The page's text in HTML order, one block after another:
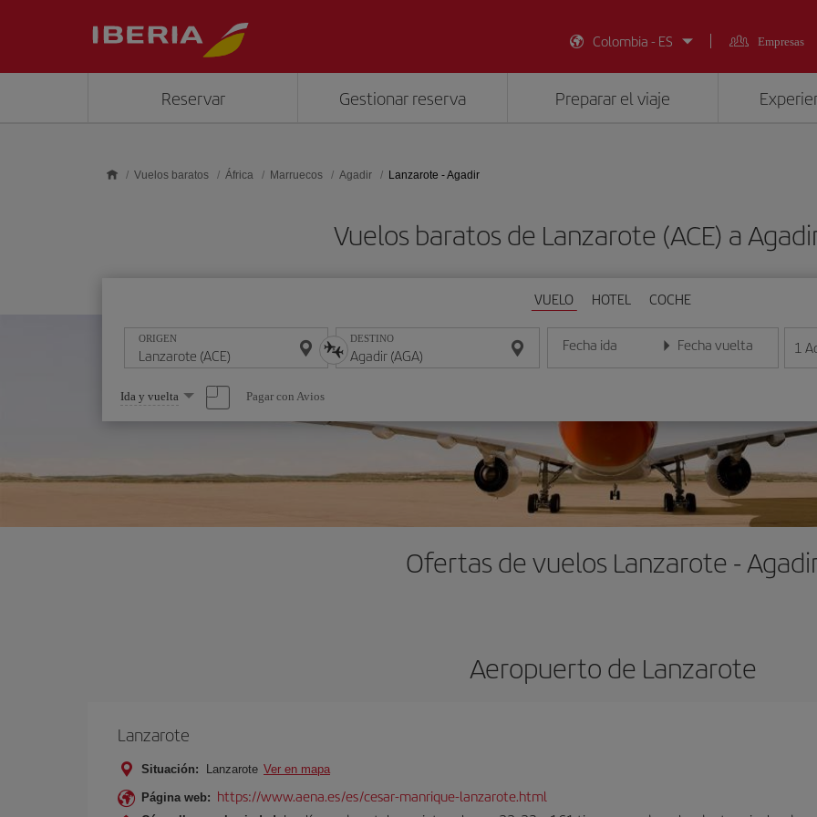
Colombia - ES
Empresas
Reservar Gestionar reserva Preparar el viaje
Vuelos baratos África Marruecos Agadir Lanzarote - Agadir
Vuelos baratos de Lanzarote (ACE) a
VUELO HOTEL COCHE
ORIGEN DESTINO Fecha ida
Introduce la fecha en formato día/mes/año
Fecha vuelta
Introduce la fecha en 1
Seleccione
una
opción
Ida y vuelta Pagar con Avios
Ofertas de vuelos Lanzarote -
Aeropuerto de Lanzarote
Lanzarote
Situación: Lanzarote Ver en mapa
Página web: https://www.aena.es/es/cesar-manrique-lanzarote.html